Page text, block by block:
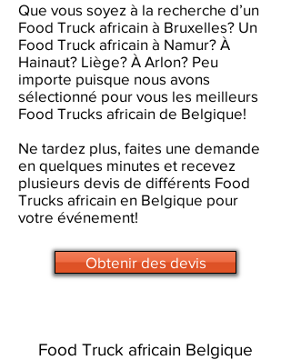
Que vous soyez à la recherche d’un
Food Truck africain à Bruxelles? Un
Food Truck africain à Namur? À
Hainaut? Liège? À Arlon? Peu
importe puisque nous avons
sélectionné pour vous les meilleurs
Food Trucks africain de Belgique!
Ne tardez plus, faites une demande
en quelques minutes et recevez
plusieurs devis de différents Food
Trucks africain en Belgique pour
votre événement!
Obtenir des devis
Food Truck africain Belgique